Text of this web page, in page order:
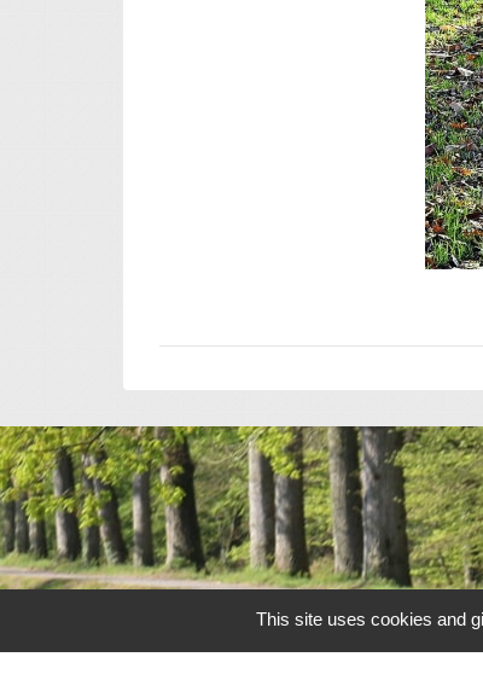
This site uses cookies and